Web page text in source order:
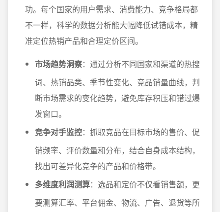
功。每个国家的用户需求、消费能力、竞争格局都
不一样，科学的数据分析能大幅降低试错成本，精
准定位热销产品和合理定价区间。
市场趋势洞察：通过分析不同国家和渠道的热搜
词、热销品类、季节性变化、竞品销量曲线，判
断市场需求的变化趋势，避免库存积压和错过爆
发窗口。
竞争对手监控：抓取竞品在目标市场的售价、促
销频率、评价数量和分布，结合自身成本结构，
找出可差异化竞争的产品和价格带。
多维度利润测算：选品和定价不仅看销售额，更
要测算汇率、平台佣金、物流、广告、退货等所